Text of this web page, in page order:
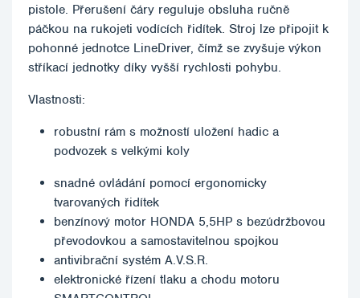
pistole. Přerušení čáry reguluje obsluha ručně
páčkou na rukojeti vodících řidítek. Stroj lze připojit k
pohonné jednotce LineDriver, čímž se zvyšuje výkon
stříkací jednotky díky vyšší rychlosti pohybu.
Vlastnosti:
robustní rám s možností uložení hadic a
podvozek s velkými koly
snadné ovládání pomocí ergonomicky
tvarovaných řidítek
benzínový motor HONDA 5,5HP s bezúdržbovou
převodovkou a samostavitelnou spojkou
antivibrační systém A.V.S.R.
elektronické řízení tlaku a chodu motoru